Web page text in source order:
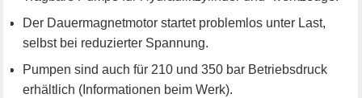
Der Dauermagnetmotor startet problemlos unter Last,
selbst bei reduzierter Spannung.
Pumpen sind auch für 210 und 350 bar Betriebsdruck
erhältlich (Informationen beim Werk).